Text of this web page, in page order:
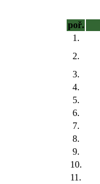
poř.
1.
2.
3.
4.
5.
6.
7.
8.
9.
10.
11.